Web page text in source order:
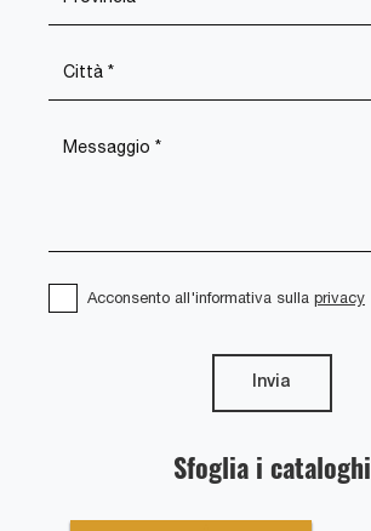
Sfoglia i cataloghi
Acconsento all'informativa sulla privacy
Invia